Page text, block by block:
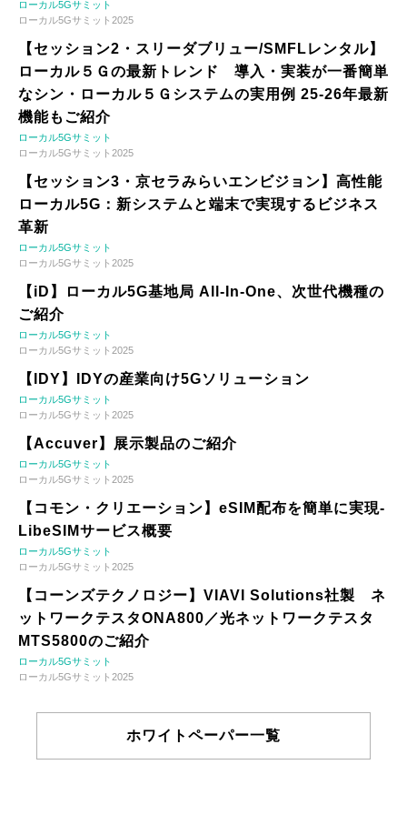
ローカル5Gサミット
ローカル5Gサミット2025
【セッション2・スリーダブリュー/SMFLレンタル】
ローカル５Ｇの最新トレンド 導入・実装が一番簡単
なシン・ローカル５Ｇシステムの実用例 25-26年最新
機能もご紹介
ローカル5Gサミット
ローカル5Gサミット2025
【セッション3・京セラみらいエンビジョン】高性能
ローカル5G：新システムと端末で実現するビジネス
革新
ローカル5Gサミット
ローカル5Gサミット2025
【iD】ローカル5G基地局 All-In-One、次世代機種の
ご紹介
ローカル5Gサミット
ローカル5Gサミット2025
【IDY】IDYの産業向け5Gソリューション
ローカル5Gサミット
ローカル5Gサミット2025
【Accuver】展示製品のご紹介
ローカル5Gサミット
ローカル5Gサミット2025
【コモン・クリエーション】eSIM配布を簡単に実現-
LibeSIMサービス概要
ローカル5Gサミット
ローカル5Gサミット2025
【コーンズテクノロジー】VIAVI Solutions社製 ネ
ットワークテスタONA800／光ネットワークテスタ
MTS5800のご紹介
ローカル5Gサミット
ローカル5Gサミット2025
ホワイトペーパー一覧